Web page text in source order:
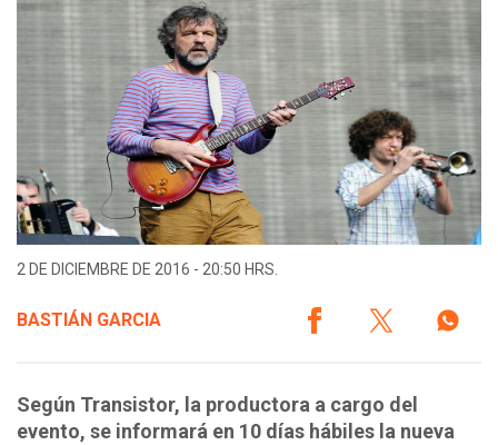
2 DE DICIEMBRE DE 2016 - 20:50 HRS.
BASTIÁN GARCIA
Según Transistor, la productora a cargo del
evento, se informará en 10 días hábiles la nueva